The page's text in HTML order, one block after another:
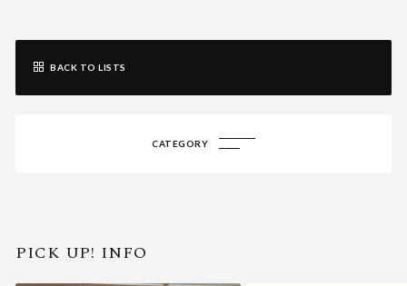
BACK TO LISTS
CATEGORY
PICK UP! INFO